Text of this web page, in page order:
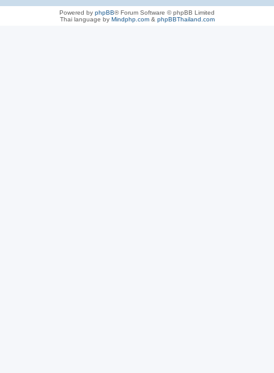
Powered by phpBB® Forum Software © phpBB Limited
Thai language by Mindphp.com& phpBBThailand.com